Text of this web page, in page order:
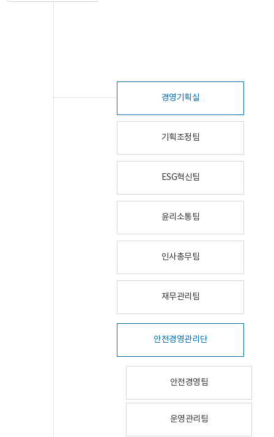
경영기획실
기획조정팀
ESG혁신팀
윤리소통팀
인사총무팀
재무관리팀
안전경영관리단
안전경영팀
운영관리팀